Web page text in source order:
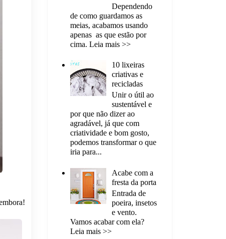
Dependendo
de como guardamos as
meias, acabamos usando
apenas as que estão por
cima. Leia mais >>
10 lixeiras
criativas e
recicladas
Unir o útil ao
sustentável e
por que não dizer ao
agradável, já que com
criatividade e bom gosto,
podemos transformar o que
iria para...
Acabe com a
fresta da porta
Entrada de
poeira, insetos
e vento.
Vamos acabar com ela?
Leia mais >>